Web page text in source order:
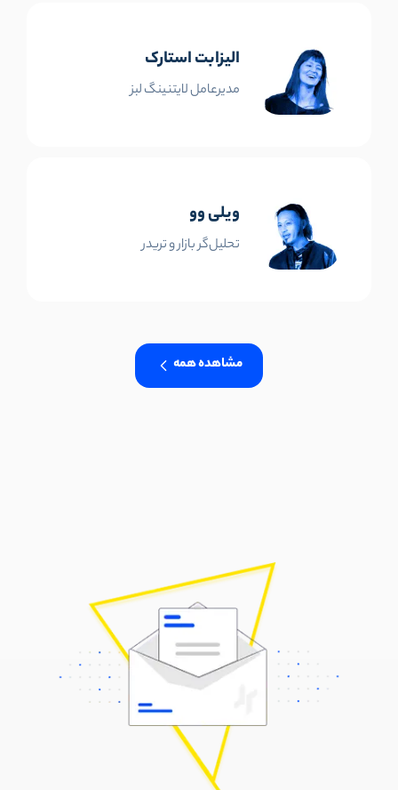
الیزابت استارک
مدیرعامل لایتنینگ لبز
ویلی وو
تحلیل‌گر بازار و تریدر
مشاهده همه